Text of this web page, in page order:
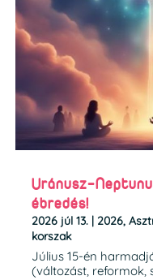
Uránusz-
ébredés!
2026 júl 13. | 2026,
korszak
Július 15-én
(változást, reformok,